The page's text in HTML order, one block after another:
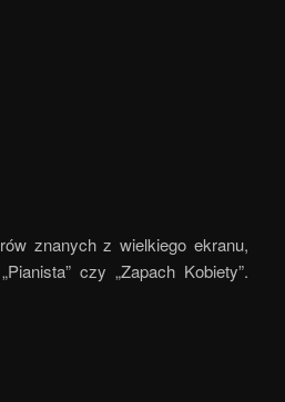
znanych z wielkiego ekranu,
czy „Zapach Kobiety”.